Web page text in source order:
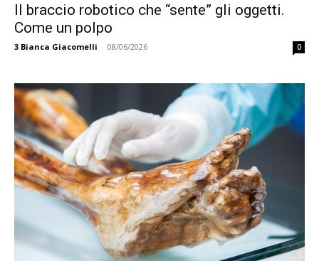
Il braccio robotico che “sente” gli oggetti.
Come un polpo
3 Bianca Giacomelli - 08/06/2026 0